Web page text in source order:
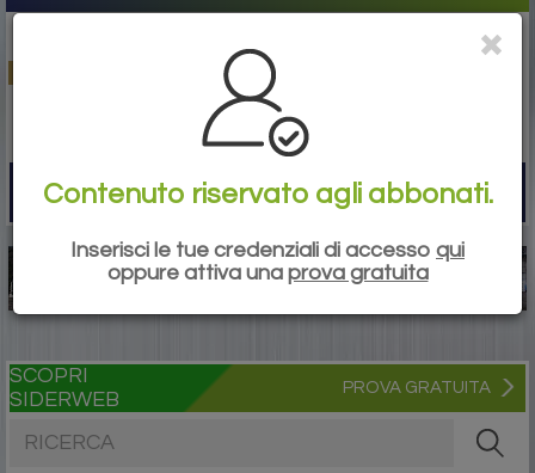
SCOPRI
SIDERWEB
PROVA GRATUITA
Contenuto riservato agli abbonati.
Inserisci le tue credenziali di accesso qui
oppure attiva una prova gratuita